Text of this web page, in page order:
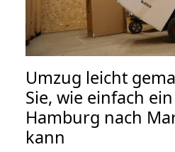
Umzug leicht
Sie, wie einfach
Hamburg nach
kann